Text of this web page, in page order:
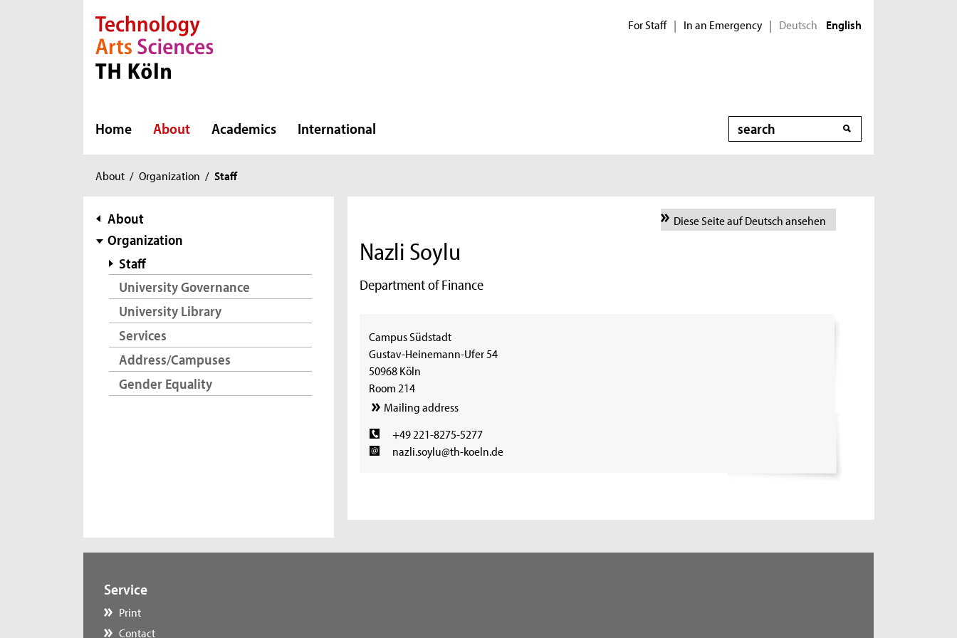
Direkt zur Hauptnavigation
Direkt zur Subnavigation
Direkt zum Inhalt
Direkt zum Fußbereich For Staff | In an Emergency | Deutsch English
Home About Academics International Search
You
here:
About / Organization / Staff
subnavigation
About
Organization
Staff
University Governance
University Library
Services
Address/Campuses
Gender Equality
Diese Seite auf Deutsch ansehen
Nazli Soylu
Department of Finance
Campus Südstadt
Gustav-Heinemann-Ufer 54
50968 Köln
Room 214
Mailing address
+49 221-8275-5277
nazli.soylu@th-koeln.de
Service
Print
Contact